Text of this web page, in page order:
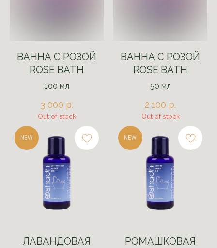
ВАННА С РОЗОЙ
ROSE BATH
100 мл
3 000 р.
Out of stock
ВАННА С РОЗОЙ
ROSE BATH
50 мл
2 100 р.
Out of stock
NEW
ЛАВАНДОВАЯ
NEW
РОМАШКОВАЯ